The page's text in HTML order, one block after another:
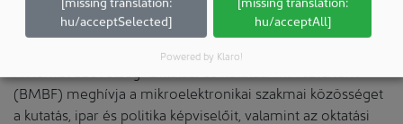
Az BMBF rendezvényhíre: „Fachkräfte für die
Mikroelektronik” konferencia
(BMBF) meghívja a mikroelektronikai szakmai közösséget
a kutatás, ipar és politika képviselőit, valamint az oktatási
hu/acceptSelected]
hu/acceptAll]
Powered by Klaro!